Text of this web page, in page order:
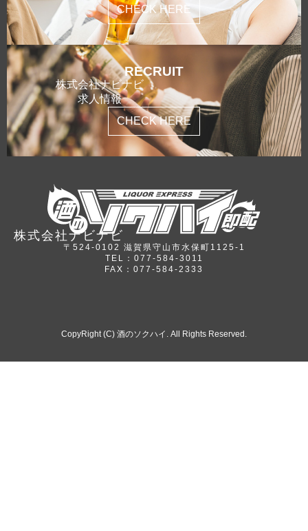
CHECK HERE
RECRUIT
株式会社ナビナビ
求人情報
CHECK HERE
株式会社ナビナビ
〒524-0102 滋賀県守山市水保町1125-1
TEL：077-584-3011
FAX：077-584-2333
CopyRight (C) 酒のソクハイ. All Rights Reserved.